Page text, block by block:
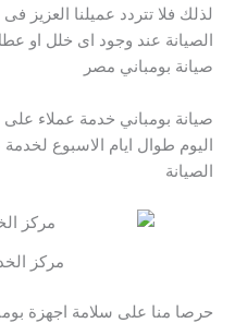
لذلك فلا تتردد عميلنا العزيز
الصيانة عند وجود اى خلل او
صيانة بومباني مصر
صيانة بومباني خدمة عملاء
اليوم طوال ايام الاسبوع
الصيانة
مركز
حرصا منا على سلامة اجهزة